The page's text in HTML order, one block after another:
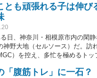
とも頑張れる子は伸
日、神奈川・相模原市内の閑
神野大地（セルソース）だ。訪
）を控え、多忙を極めるト
「腹筋トレ」に一石